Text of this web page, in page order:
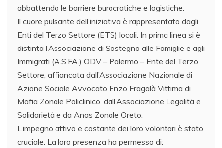
abbattendo le barriere burocratiche e logistiche.
​​Il cuore pulsante dell’iniziativa è rappresentato dagli
Enti del Terzo Settore (ETS) locali. In prima linea si è
distinta l’Associazione di Sostegno alle Famiglie e agli
Immigrati (A.S.FA.) ODV – Palermo – Ente del Terzo
Settore, affiancata dall’Associazione Nazionale di
Azione Sociale Avvocato Enzo Fragalà Vittima di
Mafia Zonale Policlinico, dall’Associazione Legalità e
Solidarietà e da Anas Zonale Oreto.
​L’impegno attivo e costante dei loro volontari è stato
cruciale. La loro presenza ha permesso di: